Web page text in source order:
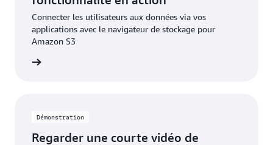
Connecter les utilisateurs aux données via vos
applications avec le navigateur de stockage pour
Amazon S3
Démonstration
Regarder une courte vidéo de